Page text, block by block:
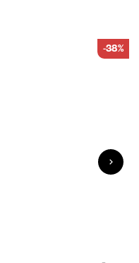
-38%